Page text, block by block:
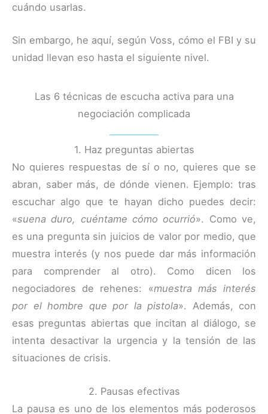
cuándo usarlas.
Sin embargo, he aquí, según Voss, cómo el FBI y su
unidad llevan eso hasta el siguiente nivel.
Las 6 técnicas de escucha activa para una
negociación complicada
1. Haz preguntas abiertas
No quieres respuestas de sí o no, quieres que se
abran, saber más, de dónde vienen. Ejemplo: tras
escuchar algo que te hayan dicho puedes decir:
«suena duro, cuéntame cómo ocurrió». Como ve,
es una pregunta sin juicios de valor por medio, que
muestra interés (y nos puede dar más información
para comprender al otro). Como dicen los
negociadores de rehenes: «muestra más interés
por el hombre que por la pistola». Además, con
esas preguntas abiertas que incitan al diálogo, se
intenta desactivar la urgencia y la tensión de las
situaciones de crisis.
2. Pausas efectivas
La pausa es uno de los elementos más poderosos